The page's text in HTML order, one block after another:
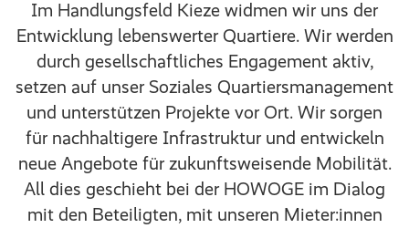
Im Handlungsfeld Kieze widmen wir uns der
Entwicklung lebenswerter Quartiere. Wir werden
durch gesellschaftliches Engagement aktiv,
setzen auf unser Soziales Quartiersmanagement
und unterstützen Projekte vor Ort. Wir sorgen
für nachhaltigere Infrastruktur und entwickeln
neue Angebote für zukunftsweisende Mobilität.
All dies geschieht bei der HOWOGE im Dialog
mit den Beteiligten, mit unseren Mieter:innen